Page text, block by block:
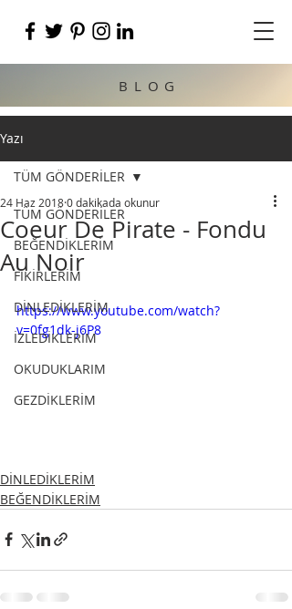
BLOG
Yazı
TÜM GÖNDERİLER
BEĞENDİKLERİM
FİKİRLERİM
DİNLEDİKLERİM
İZLEDİKLERİM
OKUDUKLARIM
GEZDİKLERİM
TÜM GÖNDERİLER
Coeur De Pirate - Fondu
Au Noir
24 Haz 20180 dakikada okunur
https://www.youtube.com/watch?
v=0fg1dk-j6P8
DİNLEDİKLERİM
BEĞENDİKLERİM